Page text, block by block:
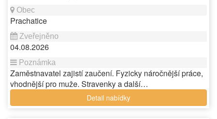
Prachatice
04.08.2026
Zaměstnavatel zajistí zaučení. Fyzicky náročnější práce,
vhodnější pro muže. Stravenky a další…
Detail nabídky